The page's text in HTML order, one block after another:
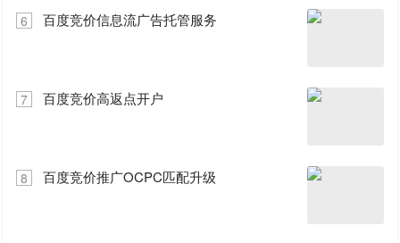
6 百度竞价信息流广告托管服务
7 百度竞价高返点开户
8 百度竞价推广OCPC匹配升级